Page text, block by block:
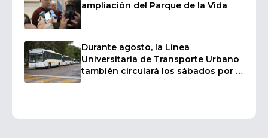
ampliación del Parque de la Vida
Durante agosto, la Línea
Universitaria de Transporte Urbano
también circulará los sábados por el